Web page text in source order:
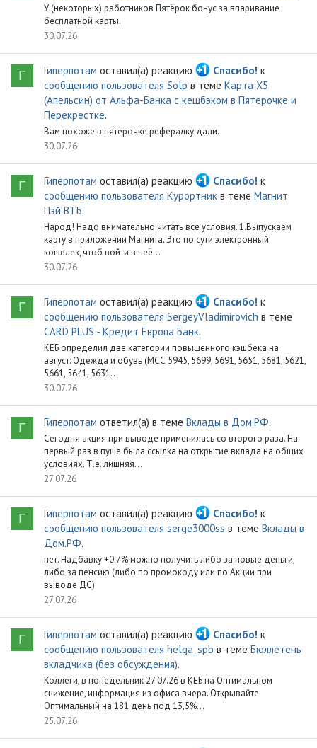
У (некоторых) работников Пятёрок бонус за впаривание
бесплатной карты.
30.07.26
Г Гиперпотам оставил(а) реакцию Спасибо! к
сообщению пользователя Solp в теме Карта X5
(Апельсин) от Альфа-Банка с кешбэком в Пятерочке и
Перекрестке.
Вам похоже в пятерочке рефералку дали.
30.07.26
Г Гиперпотам оставил(а) реакцию Спасибо! к
сообщению пользователя Курортник в теме Магнит
Пэй ВТБ.
Народ! Надо внимательно читать все условия. 1.Выпускаем
карту в приложении Магнита. Это по сути электронный
кошелек, чтоб войти в неё...
30.07.26
Г Гиперпотам оставил(а) реакцию Спасибо! к
сообщению пользователя SergeyVladimirovich в теме
CARD PLUS - Кредит Европа Банк.
КЕБ определил две категории повышенного кэшбека на
август: Одежда и обувь (МСС 5945, 5699, 5691, 5651, 5681, 5621,
5661, 5641, 5631...
30.07.26
Г Гиперпотам ответил(а) в теме Вклады в Дом.РФ.
Сегодня акция при выводе применилась со второго раза. На
первый раз в пуше была ссылка на открытие вклада на общих
условиях. Т.е. лишняя...
27.07.26
Г Гиперпотам оставил(а) реакцию Спасибо! к
сообщению пользователя serge3000ss в теме Вклады в
Дом.РФ.
нет. Надбавку +0.7% можно получить либо за новые деньги,
либо за пенсию (либо по промокоду или по Акции при
выводе ДС)
27.07.26
Г Гиперпотам оставил(а) реакцию Спасибо! к
сообщению пользователя helga_spb в теме Бюллетень
вкладчика (без обсуждения).
Коллеги, в понедельник 27.07.26 в КЕБ на Оптимальном
снижение, информация из офиса вчера. Открывайте
Оптимальный на 181 день под 13,5%...
25.07.26